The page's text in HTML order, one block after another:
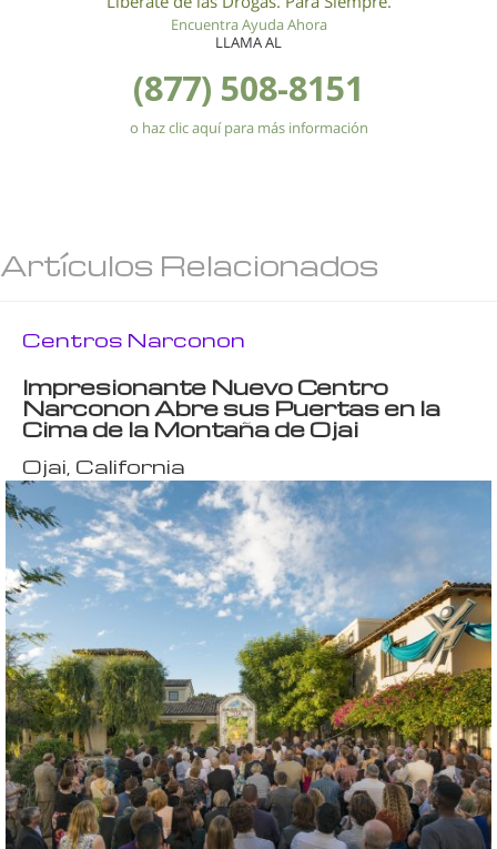
Encuentra Ayuda Ahora
LLAMA AL
(877) 508-8151
o haz clic aquí para más información
Artículos Relacionados
Centros Narconon
Impresionante Nuevo Centro
Narconon Abre sus Puertas en la
Cima de la Montaña de Ojai
Ojai, California